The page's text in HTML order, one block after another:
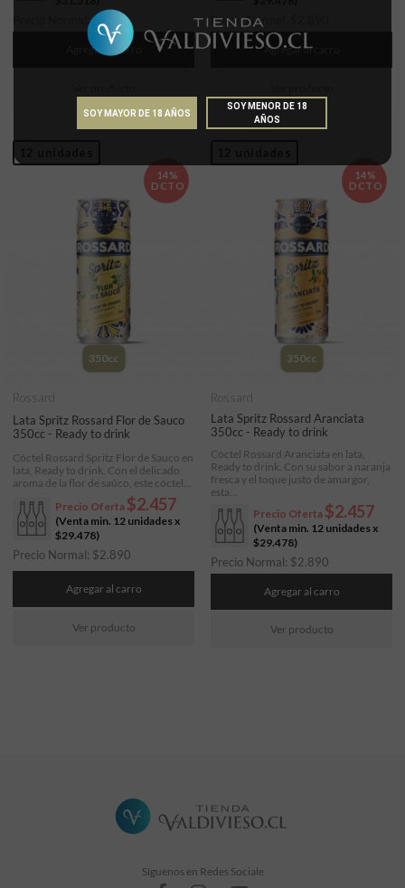
Precio Normal:$ 3.090
Agregar al carro
Precio Normal:
Agregar al carro
14%
DCTO
350cc
Lata Spritz Rossard Flor de Sauco
350cc - Ready to drink
(Venta min. 12 unidades x
$29.478)
Precio Oferta $2.457
Precio Normal: $2.890
Rossard
Cóctel Rossard Spritz Flor de Sauco en
lata, Ready to drink. Con el delicado
aroma de la flor de saúco, este cóctel...
Agregar al carro
Ver producto
14%
DCTO
350cc
Lata Spritz Rossard Aranciata
350cc - Ready to drink
(Venta min. 12 unidades x
$29.478)
Precio Oferta $2.457
Precio Normal: $2.890
Rossard
Cóctel Rossard Aranciata en lata,
Ready to drink. Con su sabor a naranja
fresca y el toque justo de amargor,
esta...
Agregar al carro
Ver producto
Síguenos en Redes Sociale
SOY MAYOR DE 18 AÑOS
SOY MENOR DE 18
AÑOS